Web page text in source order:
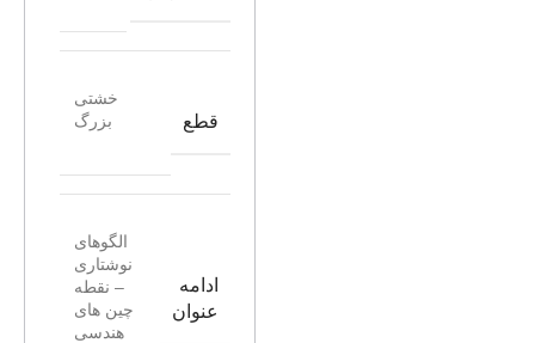
قطع
خشتی
بزرگ
ادامه
عنوان
الگوهای
نوشتاری
– نقطه
چین های
هندسی